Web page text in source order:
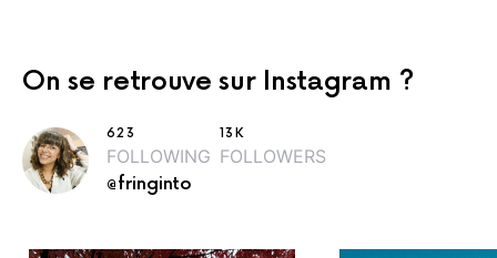
On se retrouve sur Instagram ?
623
FOLLOWING
13K
FOLLOWERS
@fringinto